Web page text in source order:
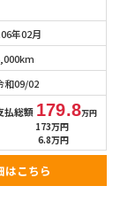
年02月
和09/02
払総額 179.8万円
173万円
6.8万円
はこちら